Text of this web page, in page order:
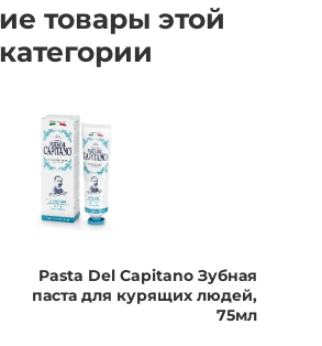
товары этой
категории
Pasta Del Capitano Зубная
паста для курящих людей,
75мл